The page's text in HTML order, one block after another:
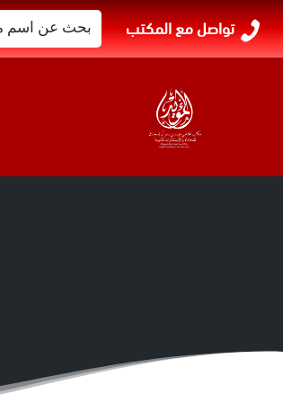
تواصل مع المكتب
البحث
عن: